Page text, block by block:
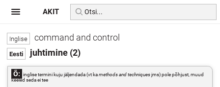
command and control
juhtimine (2)
Õ: inglise termini kuju jäljendada (vt kamethods and techniquesjms) pole põhjust, muud
keeled seda ei tee
AKIT